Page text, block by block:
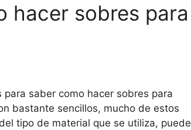
hacer sobres para
para saber como hacer sobres para
bastante sencillos, mucho de estos
tipo de material que se utiliza, puede